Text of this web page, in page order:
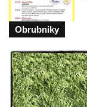
Obrubniky